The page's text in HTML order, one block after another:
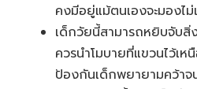
คงมีอยู่แม้ตนเองจะมองไ
เด็กวัยนี้สามารถหยิบจับ
ควรนำโมบายที่แขวนไว้เห
ป้องกันเด็กพยายามคว้าจ